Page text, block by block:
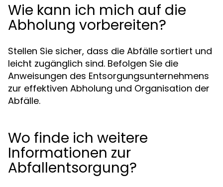
Wie kann ich mich auf die
Abholung vorbereiten?
Stellen Sie sicher, dass die Abfälle sortiert und
leicht zugänglich sind. Befolgen Sie die
Anweisungen des Entsorgungsunternehmens
zur effektiven Abholung und Organisation der
Abfälle.
Wo finde ich weitere
Informationen zur
Abfallentsorgung?